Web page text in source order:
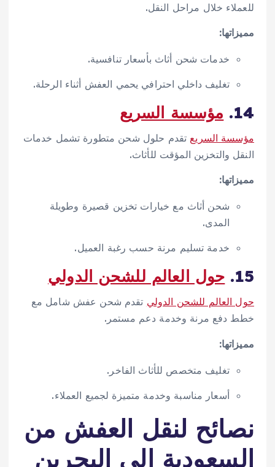
للعملاء خلال مراحل النقل.
مميزاتها:
خدمات شحن أثاث بأسعار تنافسية.
تغليف داخلي احترافي يحمي العفش أثناء الرحلة.
14. مؤسسة السريع
مؤسسة السريع تقدم حلول شحن متطورة تشمل خدمات
النقل والتخزين المؤقت للأثاث.
مميزاتها:
شحن أثاث مع خيارات تخزين قصيرة وطويلة
المدى.
خدمة تسليم مرنة حسب رغبة العميل.
15. حول العالم للشحن الدولي
حول العالم للشحن الدولي تقدم شحن عفش شامل مع
خطط دفع مرنة وخدمة دعم مستمر.
مميزاتها:
تغليف متخصص للأثاث الفاخر.
أسعار مناسبة وخدمة متميزة لجميع العملاء.
نصائح لنقل العفش من
السعودية إلى البحرين